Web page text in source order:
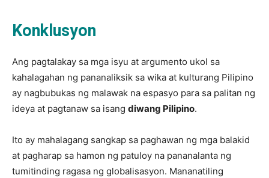
Konklusyon
Ang pagtalakay sa mga isyu at argumento ukol sa
kahalagahan ng pananaliksik sa wika at kulturang Pilipino
ay nagbubukas ng malawak na espasyo para sa palitan ng
ideya at pagtanaw sa isang diwang Pilipino.
Ito ay mahalagang sangkap sa paghawan ng mga balakid
at pagharap sa hamon ng patuloy na pananalanta ng
tumitinding ragasa ng globalisasyon. Mananatiling